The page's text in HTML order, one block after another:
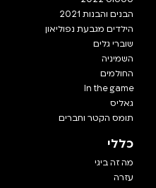
הבנים והבנות 2021
הילדים מגבעת נפוליאון
שוברי גלים
השמיניה
החולמים
In the game
גאליס
תומס הקטר וחברים
כללי
מה זה ביגי
עזרה